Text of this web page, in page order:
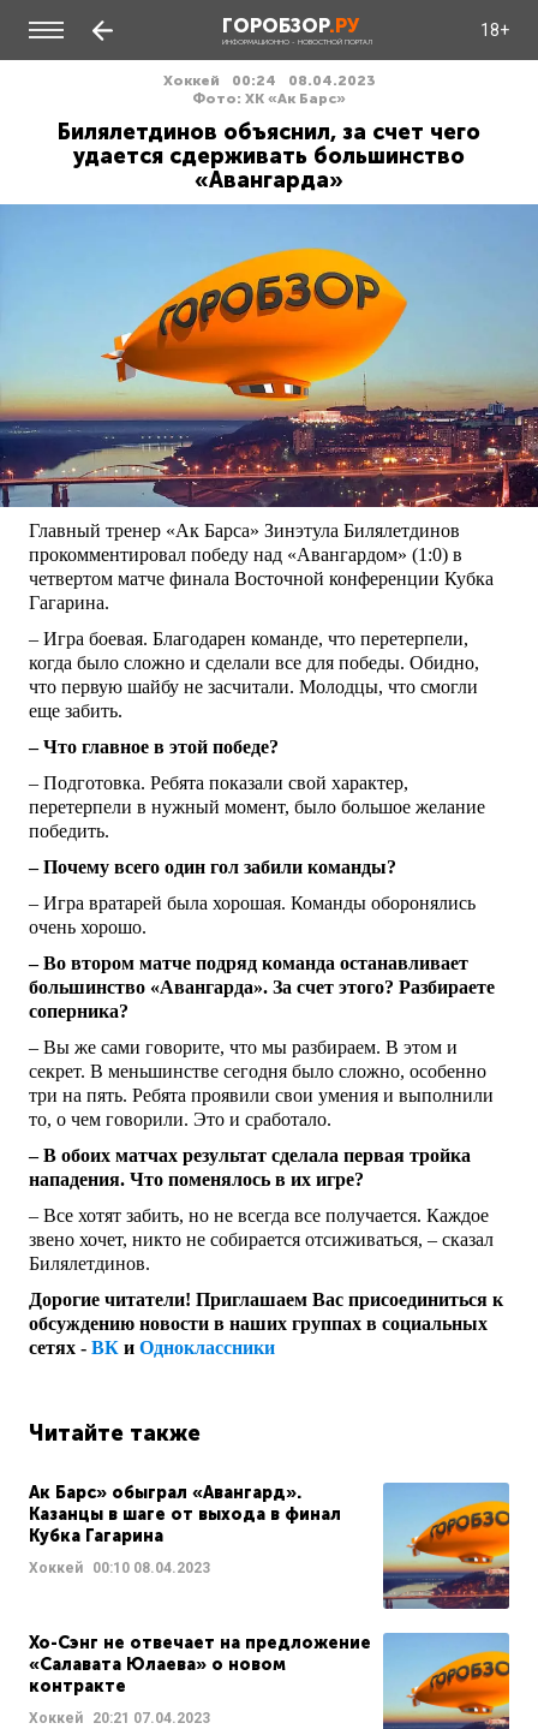
ГОРОБЗОР.РУ
ИНФОРМАЦИОННО - НОВОСТНОЙ ПОРТАЛ
18+
Хоккей 00:24
08.04.2023
Фото: ХК «Ак Барс»
Билялетдинов объяснил, за счет чего
удается сдерживать большинство
«Авангарда»
Главный тренер «Ак Барса» Зинэтула Билялетдинов
прокомментировал победу над «Авангардом» (1:0) в
четвертом матче финала Восточной конференции Кубка
Гагарина.
– Игра боевая. Благодарен команде, что перетерпели,
когда было сложно и сделали все для победы. Обидно,
что первую шайбу не засчитали. Молодцы, что смогли
еще забить.
– Что главное в этой победе?
– Подготовка. Ребята показали свой характер,
перетерпели в нужный момент, было большое желание
победить.
– Почему всего один гол забили команды?
– Игра вратарей была хорошая. Команды оборонялись
очень хорошо.
– Во втором матче подряд команда останавливает
большинство «Авангарда». За счет этого? Разбираете
соперника?
– Вы же сами говорите, что мы разбираем. В этом и
секрет. В меньшинстве сегодня было сложно, особенно
три на пять. Ребята проявили свои умения и выполнили
то, о чем говорили. Это и сработало.
– В обоих матчах результат сделала первая тройка
нападения. Что поменялось в их игре?
– Все хотят забить, но не всегда все получается. Каждое
звено хочет, никто не собирается отсиживаться, – сказал
Билялетдинов.
Дорогие читатели! Приглашаем Вас присоединиться к
обсуждению новости в наших группах в социальных
сетях - ВК и Одноклассники
Читайте также
Ак Барс» обыграл «Авангард».
Казанцы в шаге от выхода в финал
Кубка Гагарина
Хоккей 00:10 08.04.2023
Хо-Сэнг не отвечает на предложение
«Салавата Юлаева» о новом
контракте
Хоккей 20:21 07.04.2023